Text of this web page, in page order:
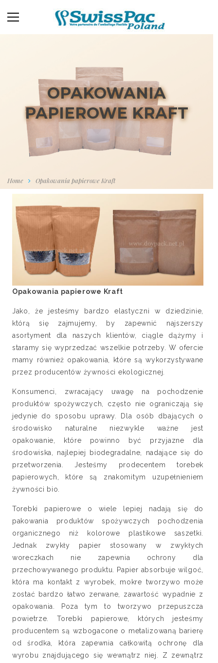
OPAKOWANIA
PAPIEROWE KRAFT
Home Opakowania papierowe Kraft
Opakowania papierowe Kraft
Jako, że jesteśmy bardzo elastyczni w dziedzinie,
którą się zajmujemy, by zapewnić najszerszy
asortyment dla naszych klientów, ciągle dążymy i
staramy się wyprzedzać wszelkie potrzeby. W ofercie
mamy również opakowania, które są wykorzystywane
przez producentów żywności ekologicznej.
Konsumenci, zwracający uwagę na pochodzenie
produktów spożywczych, często nie ograniczają się
jedynie do sposobu uprawy. Dla osób dbających o
środowisko naturalne niezwykle ważne jest
opakowanie, które powinno być przyjazne dla
środowiska, najlepiej biodegradalne, nadające się do
przetworzenia. Jesteśmy prodecentem torebek
papierowych, które są znakomitym uzupełnieniem
żywności bio.
Torebki papierowe o wiele lepiej nadają się do
pakowania produktów spożywczych pochodzenia
organicznego niż kolorowe plastikowe saszetki.
Jednak zwykły papier stosowany w zwykłych
woreczkach nie zapewnia ochrony dla
przechowywanego produktu. Papier absorbuje wilgoć,
która ma kontakt z wyrobek, mokre tworzywo może
zostać bardzo łatwo zerwane, zawartość wypadnie z
opakowania. Poza tym to tworzywo przepuszcza
powietrze. Torebki papierowe, których jesteśmy
producentem są wzbogacone o metalizowaną barierę
od środka, która zapewnia całkowitą ochronę dla
wyrobu znajdującego się wewnątrz niej. Z zewnątrz